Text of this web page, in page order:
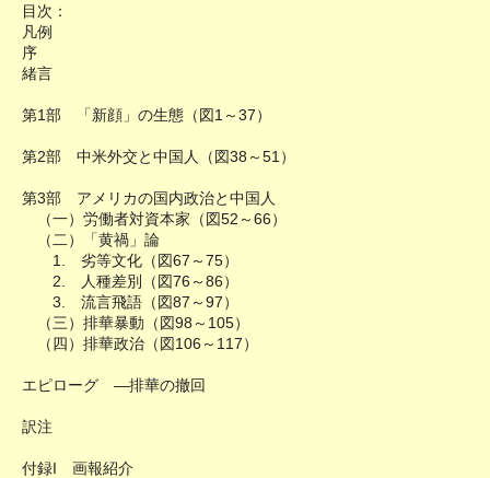
目次：
凡例
序
緒言
第1部 「新顔」の生態（図1～37）
第2部 中米外交と中国人（図38～51）
第3部 アメリカの国内政治と中国人
（一）労働者対資本家（図52～66）
（二）「黄禍」論
1. 劣等文化（図67～75）
2. 人種差別（図76～86）
3. 流言飛語（図87～97）
（三）排華暴動（図98～105）
（四）排華政治（図106～117）
エピローグ ―排華の撤回
訳注
付録I 画報紹介